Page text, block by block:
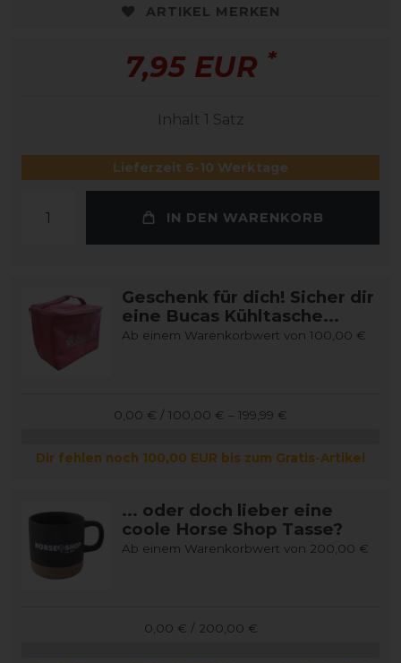
ARTIKEL MERKEN
7,95 EUR *
Inhalt 1 Satz
Lieferzeit 6-10 Werktage
IN DEN WARENKORB
Geschenk für dich! Sicher dir
eine Bucas Kühltasche...
Ab einem Warenkorbwert von 100,00 €
0,00 € / 100,00 € – 199,99 €
Dir fehlen noch 100,00 EUR bis zum Gratis-Artikel
... oder doch lieber eine
coole Horse Shop Tasse?
Ab einem Warenkorbwert von 200,00 €
0,00 € / 200,00 €